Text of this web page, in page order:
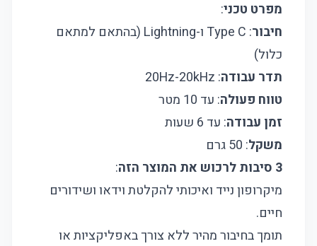
מפרט טכני:
חיבור
: Type C ו-Lightning (בהתאם למתאם
כלול)
תדר עבודה: 20Hz-20kHz
טווח פעולה: עד 10 מטר
זמן עבודה: עד 6 שעות
משקל: 50 גרם
3 סיבות לרכוש את המוצר הזה
:
מיקרופון נייד ואיכותי להקלטת וידאו ושידורים
חיים.
תומך בחיבור מהיר ללא צורך באפליקציות או